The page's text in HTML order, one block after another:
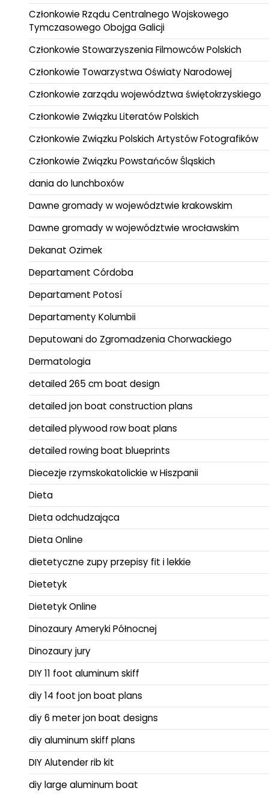
Członkowie Rządu Centralnego Wojskowego
Tymczasowego Obojga Galicji
Członkowie Stowarzyszenia Filmowców Polskich
Członkowie Towarzystwa Oświaty Narodowej
Członkowie zarządu województwa świętokrzyskiego
Członkowie Związku Literatów Polskich
Członkowie Związku Polskich Artystów Fotografików
Członkowie Związku Powstańców Śląskich
dania do lunchboxów
Dawne gromady w województwie krakowskim
Dawne gromady w województwie wrocławskim
Dekanat Ozimek
Departament Córdoba
Departament Potosí
Departamenty Kolumbii
Deputowani do Zgromadzenia Chorwackiego
Dermatologia
detailed 265 cm boat design
detailed jon boat construction plans
detailed plywood row boat plans
detailed rowing boat blueprints
Diecezje rzymskokatolickie w Hiszpanii
Dieta
Dieta odchudzająca
Dieta Online
dietetyczne zupy przepisy fit i lekkie
Dietetyk
Dietetyk Online
Dinozaury Ameryki Północnej
Dinozaury jury
DIY 11 foot aluminum skiff
diy 14 foot jon boat plans
diy 6 meter jon boat designs
diy aluminum skiff plans
DIY Alutender rib kit
diy large aluminum boat